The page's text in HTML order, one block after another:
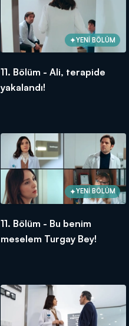
YENİ BÖLÜM
11. Bölüm - Ali, terapide
yakalandı!
YENİ BÖLÜM
11. Bölüm - Bu benim
meselem Turgay Bey!